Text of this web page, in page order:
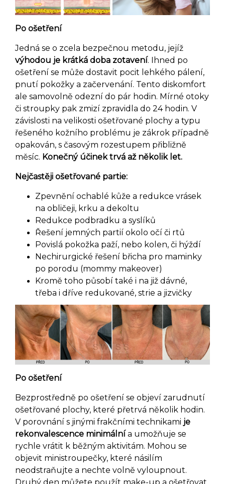
Po ošetření
Jedná se o zcela bezpečnou metodu, jejíž
výhodou je krátká doba zotavení. Ihned po
ošetření se může dostavit pocit lehkého pálení,
pnutí pokožky a začervenání. Tento diskomfort
ale samovolně odezní do pár hodin. Mírné otoky
či stroupky pak zmizí zpravidla do 24 hodin. V
závislosti na velikosti ošetřované plochy a typu
řešeného kožního problému je zákrok případně
opakován, s časovým rozestupem přibližně
měsíc. Konečný účinek trvá až několik let.
Nejčastěji ošetřované partie:
Zpevnění ochablé kůže a redukce vrásek
na obličeji, krku a dekoltu
Redukce podbradku a syslíků
Řešení jemných partií okolo očí či rtů
Povislá pokožka paží, nebo kolen, či hýždí
Nechirurgické řešení břicha pro maminky
po porodu (mommy makeover)
Kromě toho působí také i na již dávné,
třeba i dříve redukované, strie a jizvičky
Po ošetření
Bezprostředně po ošetření se objeví zarudnutí
ošetřované plochy, které přetrvá několik hodin.
V porovnání s jinými frakčními technikami je
rekonvalescence minimálnía umožňuje se
rychle vrátit k běžným aktivitám. Mohou se
objevit ministroupečky, které násilím
neodstraňujte a nechte volně vyloupnout.